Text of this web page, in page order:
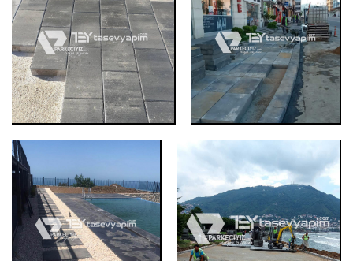
Köşk Beton Plak DöşemeKöşk Beton Plak